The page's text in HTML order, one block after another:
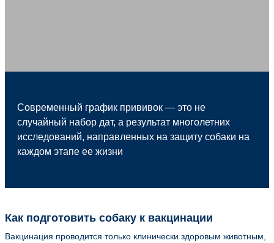
Современный график прививок — это не
случайный набор дат, а результат многолетних
исследований, направленных на защиту собаки на
каждом этапе ее жизни
Как подготовить собаку к вакцинации
Вакцинация проводится только клинически здоровым животным,